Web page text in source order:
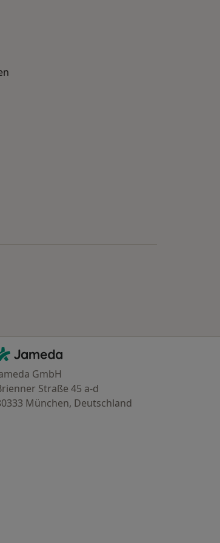
- Startseite
GmbH
Straße 45 a-d
München, Deutschland